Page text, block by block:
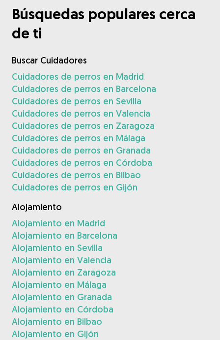
Búsquedas populares cerca
de ti
Buscar Cuidadores
Cuidadores de perros en Madrid
Cuidadores de perros en Barcelona
Cuidadores de perros en Sevilla
Cuidadores de perros en Valencia
Cuidadores de perros en Zaragoza
Cuidadores de perros en Málaga
Cuidadores de perros en Granada
Cuidadores de perros en Córdoba
Cuidadores de perros en Bilbao
Cuidadores de perros en Gijón
Alojamiento
Alojamiento en Madrid
Alojamiento en Barcelona
Alojamiento en Sevilla
Alojamiento en Valencia
Alojamiento en Zaragoza
Alojamiento en Málaga
Alojamiento en Granada
Alojamiento en Córdoba
Alojamiento en Bilbao
Alojamiento en Gijón